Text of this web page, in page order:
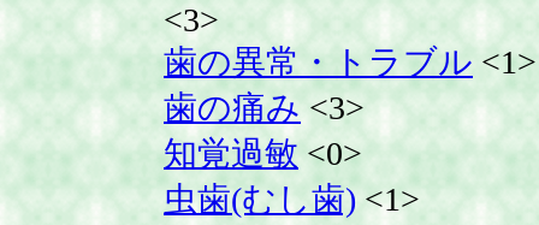
<3>
歯の異常・トラブル <1>
歯の痛み<3>
知覚過敏 <0>
虫歯(むし歯) <1>